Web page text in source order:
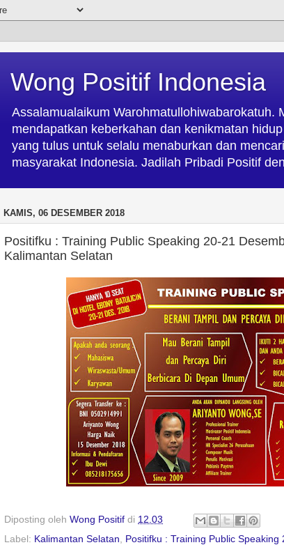
Wong Positif Indonesia
Assalamualaikum Warohmatullohiwabarokatuh.
mendapatkan keberkahan dan kenikmatan
yang tulus untuk selalu menaburkan dan
masyarakat Indonesia. Jadilah Pribadi Positif
KAMIS, 06 DESEMBER 2018
Positifku : Training Public Speaking 20-21
Kalimantan Selatan
Diposting oleh Wong Positif di 12.03
Label: Kalimantan Selatan
Positifku : Training Public